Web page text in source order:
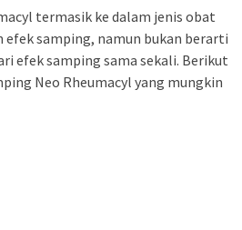
termasik ke dalam jenis obat
samping, namun bukan berarti
efek samping sama sekali. Berikut
Neo Rheumacyl yang mungkin